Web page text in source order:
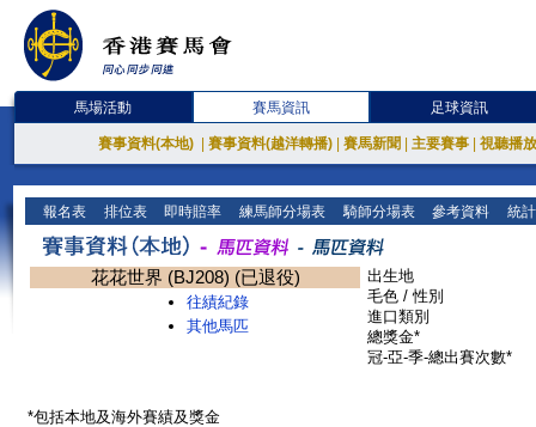
馬場活動 賽馬資訊 足球資訊
賽事資料(本地) 賽事資料(越洋轉播) 賽馬新聞 主要賽事 視聽播
報名表 排位表 即時賠率 練馬師分場表 騎師分場表 參考資料 統
花花世界 (BJ208) (已退役)
往績紀錄
其他馬匹
出生地
毛色 / 性別
進口類別
總獎金*
冠-亞-季-總出賽次數*
*包括本地及海外賽績及獎金